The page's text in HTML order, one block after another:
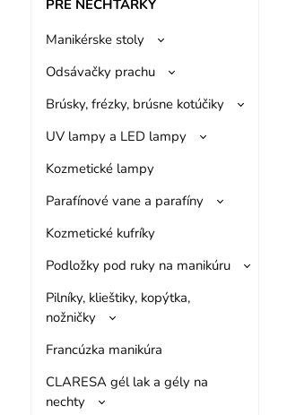
PRE NECHTÁRKY
Manikérske stoly
Odsávačky prachu
Brúsky, frézky, brúsne kotúčiky
UV lampy a LED lampy
Kozmetické lampy
Parafínové vane a parafíny
Kozmetické kufríky
Podložky pod ruky na manikúru
Pilníky, klieštiky, kopýtka,
nožničky
Francúzka manikúra
CLARESA gél lak a gély na
nechty